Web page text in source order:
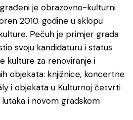
je obrazovno-kulturni
2010. godine u sklopu
Pečuh je primjer grada
svoju kandidaturu i status
kulture za renoviranje i
objekata: knjižnice, koncertne
i objekata u Kulturnoj četvrti
i novom gradskom